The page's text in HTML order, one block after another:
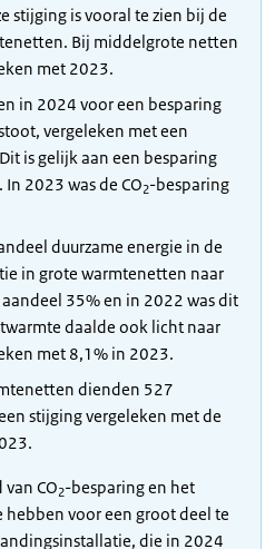
stijging is vooral te zien bij de
Bij middelgrote netten
met 2023.
in 2024 voor een besparing
vergeleken met een
is gelijk aan een besparing
. In 2023 was de CO2-besparing
duurzame energie in de
in grote warmtenetten naar
35% en in 2022 was dit
daalde ook licht naar
met 8,1% in 2023.
dienden 527
stijging vergeleken met de
CO2-besparing en het
hebben voor een groot deel te
die in 2024